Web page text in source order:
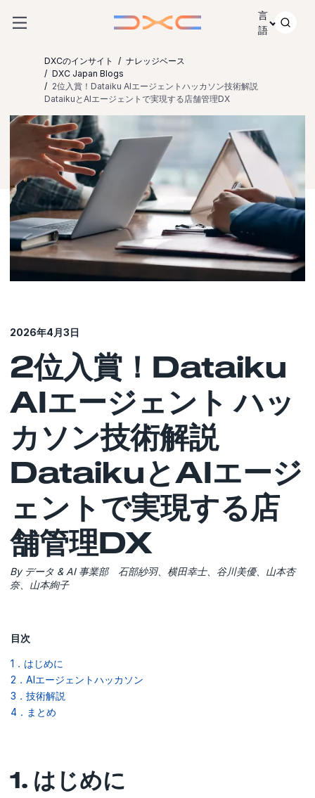
言
語
DXCのインサイト
ナレッジベース
DXC Japan Blogs
2位入賞！Dataiku AIエージェントハッカソン技術解説
DataikuとAIエージェントで実現する店舗管理DX
2026年4月3日
2位入賞！Dataiku
AIエージェント ハッ
カソン技術解説
DataikuとAIエージ
ェントで実現する店
舗管理DX
By データ & AI 事業部 石部紗羽、横田幸士、谷川美優、山本杏
奈、山本絢子
目次
1．はじめに
2．AIエージェントハッカソン
3．技術解説
4．まとめ
1. はじめに